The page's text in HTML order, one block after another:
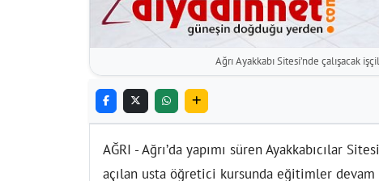
Ağrı Ayakkabı Sitesi’nde çalışacak
AĞRI - Ağrı’da yapımı süren Ayakkabıcılar
açılan usta öğretici kursunda eğitimler devam